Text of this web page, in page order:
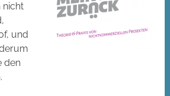
nicht
und
den